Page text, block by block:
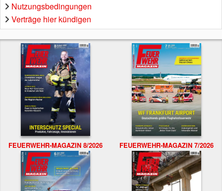
Nutzungsbedingungen
Verträge hier kündigen
FEUERWEHR-MAGAZIN 8/2026 FEUERWEHR-MAGAZIN 7/2026